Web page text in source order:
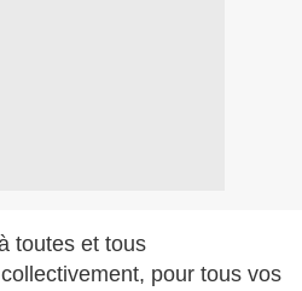
toutes et tous
pour tous vos